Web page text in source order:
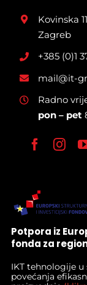
Kovinska
Zagreb
+385 (0)1
mail@it-
Radno
pon – pet
Potpora iz
fonda za
IKT tehnologije u
povećanja